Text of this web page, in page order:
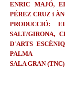
ENRIC MAJÓ,
PÉREZ CRUZ i
PRODUCCIÓ:
SALT/GIRONA,
D'ARTS
PALMA
SALA GRAN (TNC)